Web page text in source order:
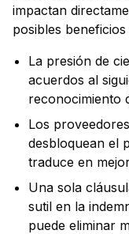
impactan
posibles
La presión de
acuerdos al
reconocimiento
Los
desbloquean el
traduce en
Una sola
sutil en la
puede eliminar